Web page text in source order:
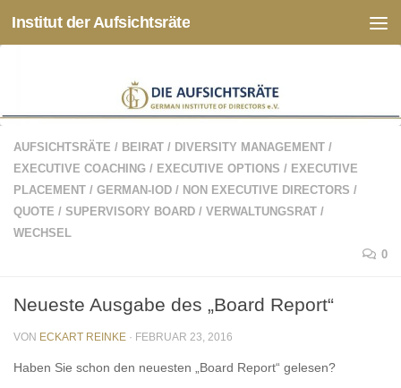
Zum Inhalt springen
Institut der Aufsichtsräte
AUFSICHTSRÄTE / BEIRAT / DIVERSITY MANAGEMENT /
EXECUTIVE COACHING / EXECUTIVE OPTIONS / EXECUTIVE
PLACEMENT / GERMAN-IOD / NON EXECUTIVE DIRECTORS /
QUOTE / SUPERVISORY BOARD / VERWALTUNGSRAT /
WECHSEL
0
Neueste Ausgabe des „Board Report“
VON ECKART REINKE · FEBRUAR 23, 2016
Haben Sie schon den neuesten „Board Report“ gelesen?